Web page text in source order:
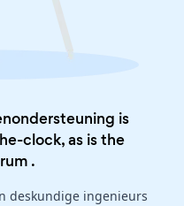
is
clock, as is the
.
deskundige ingenieurs